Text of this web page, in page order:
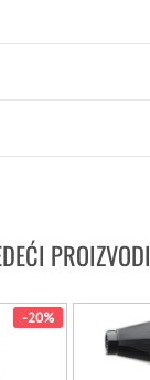
PROIZVODI
-20%